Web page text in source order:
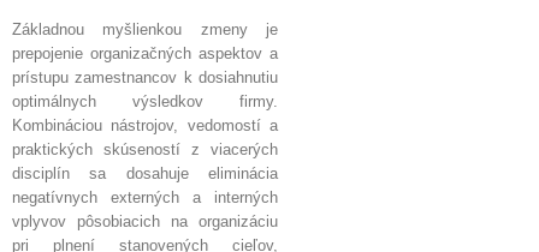
Základnou myšlienkou zmeny je
prepojenie organizačných aspektov a
prístupu zamestnancov k dosiahnutiu
optimálnych výsledkov firmy.
Kombináciou nástrojov, vedomostí a
praktických skúseností z viacerých
disciplín sa dosahuje eliminácia
negatívnych externých a interných
vplyvov pôsobiacich na organizáciu
pri plnení stanovených cieľov,